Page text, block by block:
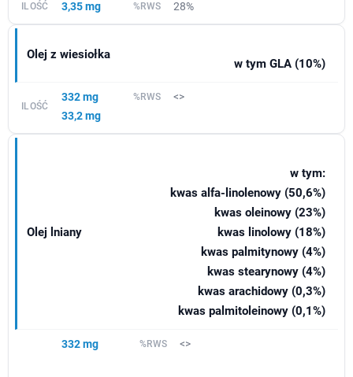
3,35 mg 28%
Olej z wiesiołka
w tym GLA (10%)
332 mg
33,2 mg
<>
Olej lniany
w tym:
kwas alfa-linolenowy (50,6%)
kwas oleinowy (23%)
kwas linolowy (18%)
kwas palmitynowy (4%)
kwas stearynowy (4%)
kwas arachidowy (0,3%)
kwas palmitoleinowy (0,1%)
332 mg <>